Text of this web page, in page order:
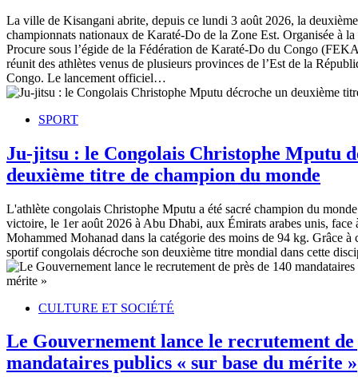
La ville de Kisangani abrite, depuis ce lundi 3 août 2026, la
championnats nationaux de Karaté-Do de la Zone Est. Organisée à
Procure sous l’égide de la Fédération de Karaté-Do du Congo
réunit des athlètes venus de plusieurs provinces de l’Est de la
Congo. Le lancement officiel…
SPORT
Ju-jitsu : le Congolais Christophe Mputu
deuxième titre de champion du monde
L'athlète congolais Christophe Mputu a été sacré champion du
victoire, le 1er août 2026 à Abu Dhabi, aux Émirats arabes unis,
Mohammed Mohanad dans la catégorie des moins de 94 kg. Grâce à
sportif congolais décroche son deuxième titre mondial dans cette
CULTURE ET SOCIÉTÉ
Le Gouvernement lance le recrutement de
mandataires publics « sur base du mérite »